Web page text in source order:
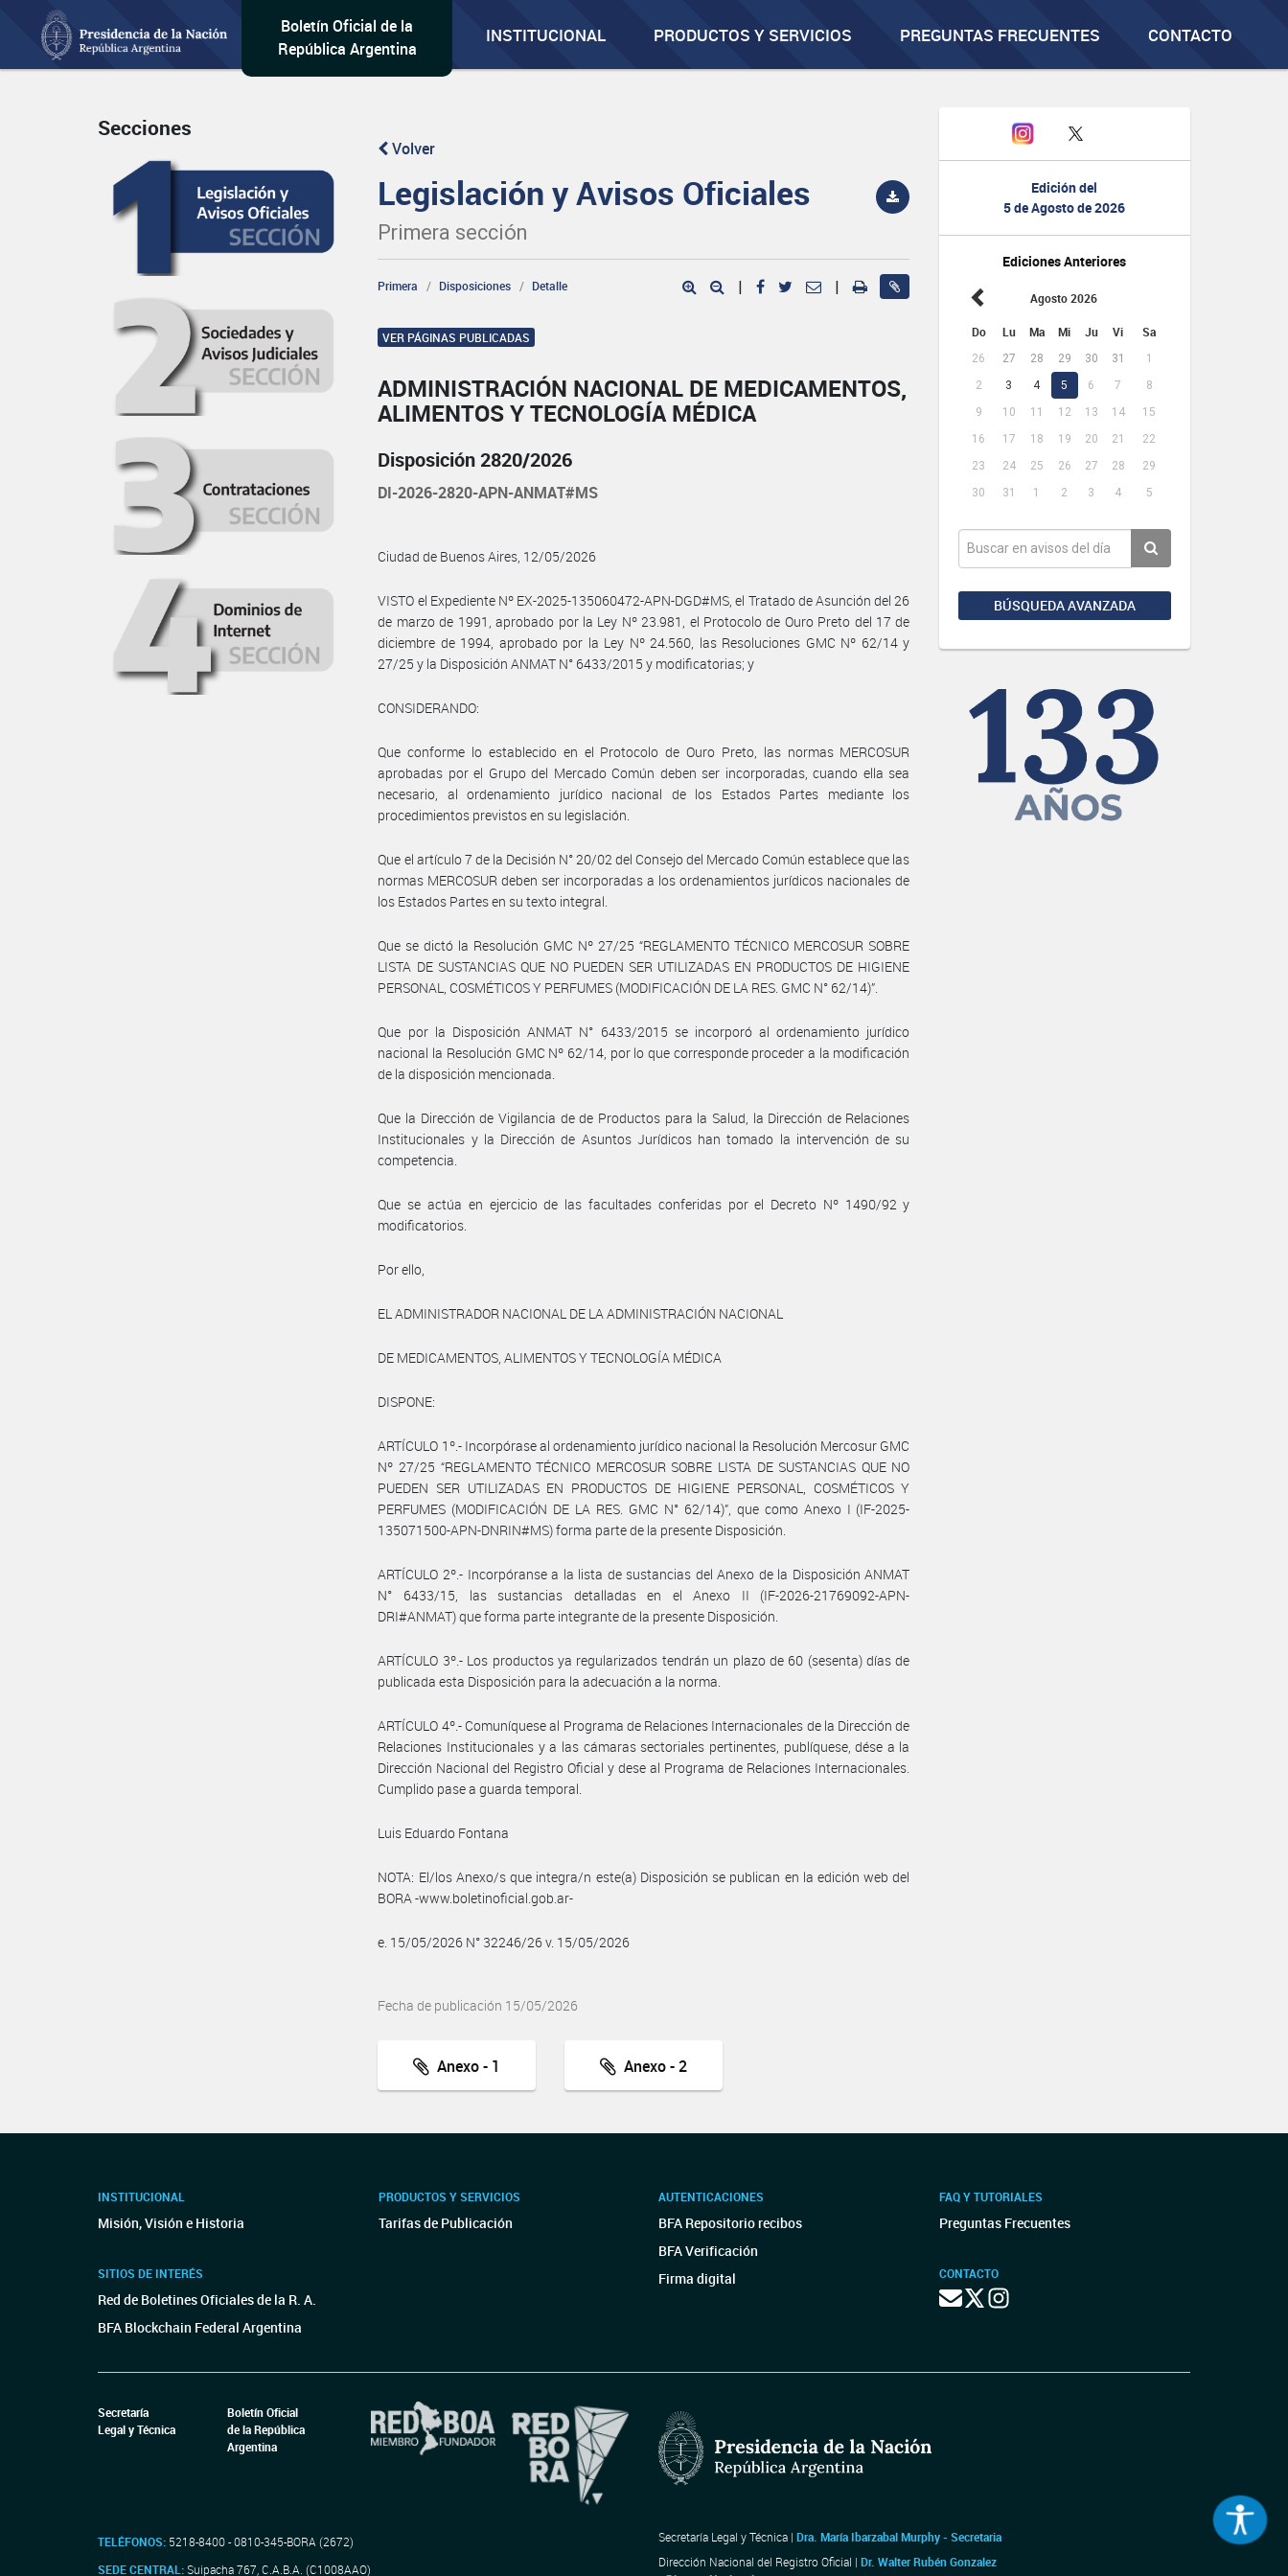
Boletín Oficial de la
República Argentina
INSTITUCIONAL PRODUCTOS Y SERVICIOS PREGUNTAS FRECUENTES CONTACTO
Edición del
5 de Agosto de 2026
Ediciones Anteriores
Agosto 2026
Do Lu Ma Mi Ju Vi Sa
26 27 28 29 30 31
1
2
3 4 5 6 7
8
9
10 11 12 13 14
15
16
17 18 19 20 21
22
23
24 25 26 27 28
29
30
31 1 2 3 4 5
BÚSQUEDA AVANZADA
Secciones
Volver
Legislación y Avisos Oficiales
Primera sección
Primera Disposiciones Detalle | |
VER PÁGINAS PUBLICADAS
ADMINISTRACIÓN NACIONAL DE MEDICAMENTOS,
ALIMENTOS Y TECNOLOGÍA MÉDICA
Disposición 2820/2026
DI-2026-2820-APN-ANMAT#MS
Ciudad de Buenos Aires, 12/05/2026
VISTO el Expediente Nº EX-2025-135060472-APN-DGD#MS, el Tratado de Asunción del 26
de marzo de 1991, aprobado por la Ley Nº 23.981, el Protocolo de Ouro Preto del 17 de
diciembre de 1994, aprobado por la Ley Nº 24.560, las Resoluciones GMC Nº 62/14 y
27/25 y la Disposición ANMAT N° 6433/2015 y modificatorias; y
CONSIDERANDO:
Que conforme lo establecido en el Protocolo de Ouro Preto, las normas MERCOSUR
aprobadas por el Grupo del Mercado Común deben ser incorporadas, cuando ella sea
necesario, al ordenamiento jurídico nacional de los Estados Partes mediante los
procedimientos previstos en su legislación.
Que el artículo 7 de la Decisión N° 20/02 del Consejo del Mercado Común establece que las
normas MERCOSUR deben ser incorporadas a los ordenamientos jurídicos nacionales de
los Estados Partes en su texto integral.
Que se dictó la Resolución GMC Nº 27/25 “REGLAMENTO TÉCNICO MERCOSUR SOBRE
LISTA DE SUSTANCIAS QUE NO PUEDEN SER UTILIZADAS EN PRODUCTOS DE HIGIENE
PERSONAL, COSMÉTICOS Y PERFUMES (MODIFICACIÓN DE LA RES. GMC N° 62/14)”.
Que por la Disposición ANMAT N° 6433/2015 se incorporó al ordenamiento jurídico
nacional la Resolución GMC Nº 62/14, por lo que corresponde proceder a la modificación
de la disposición mencionada.
Que la Dirección de Vigilancia de de Productos para la Salud, la Dirección de Relaciones
Institucionales y la Dirección de Asuntos Jurídicos han tomado la intervención de su
competencia.
Que se actúa en ejercicio de las facultades conferidas por el Decreto Nº 1490/92 y
modificatorios.
Por ello,
EL ADMINISTRADOR NACIONAL DE LA ADMINISTRACIÓN NACIONAL
DE MEDICAMENTOS, ALIMENTOS Y TECNOLOGÍA MÉDICA
DISPONE:
ARTÍCULO 1º.- Incorpórase al ordenamiento jurídico nacional la Resolución Mercosur GMC
Nº 27/25 “REGLAMENTO TÉCNICO MERCOSUR SOBRE LISTA DE SUSTANCIAS QUE NO
PUEDEN SER UTILIZADAS EN PRODUCTOS DE HIGIENE PERSONAL, COSMÉTICOS Y
PERFUMES (MODIFICACIÓN DE LA RES. GMC N° 62/14)”, que como Anexo I (IF-2025-
135071500-APN-DNRIN#MS) forma parte de la presente Disposición.
ARTÍCULO 2º.- Incorpóranse a la lista de sustancias del Anexo de la Disposición ANMAT
N° 6433/15, las sustancias detalladas en el Anexo II (IF-2026-21769092-APN-
DRI#ANMAT) que forma parte integrante de la presente Disposición.
ARTÍCULO 3º.- Los productos ya regularizados tendrán un plazo de 60 (sesenta) días de
publicada esta Disposición para la adecuación a la norma.
ARTÍCULO 4º.- Comuníquese al Programa de Relaciones Internacionales de la Dirección de
Relaciones Institucionales y a las cámaras sectoriales pertinentes, publíquese, dése a la
Dirección Nacional del Registro Oficial y dese al Programa de Relaciones Internacionales.
Cumplido pase a guarda temporal.
Luis Eduardo Fontana
NOTA: El/los Anexo/s que integra/n este(a) Disposición se publican en la edición web del
BORA -www.boletinoficial.gob.ar-
e. 15/05/2026 N° 32246/26 v. 15/05/2026
Fecha de publicación 15/05/2026
Anexo - 1 Anexo - 2
INSTITUCIONAL
Misión, Visión e Historia
SITIOS DE INTERÉS
Red de Boletines Oficiales de la R. A.
BFA Blockchain Federal Argentina
PRODUCTOS Y SERVICIOS
Tarifas de Publicación
AUTENTICACIONES
BFA Repositorio recibos
BFA Verificación
Firma digital
FAQ Y TUTORIALES
Preguntas Frecuentes
CONTACTO
Secretaría
Legal y Técnica
Boletín Oficial
de la República
Argentina
TELÉFONOS: 5218-8400 - 0810-345-BORA (2672)
SEDE CENTRAL:Suipacha 767, C.A.B.A. (C1008AAO)
Secretaría Legal y Técnica | Dra. María Ibarzabal Murphy - Secretaria
Dirección Nacional del Registro Oficial | Dr. Walter Rubén Gonzalez